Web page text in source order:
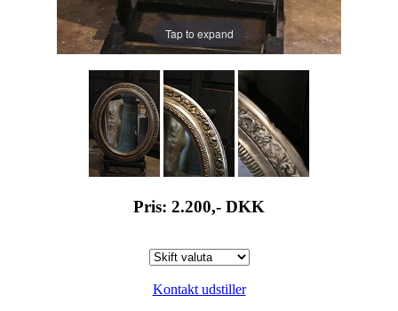
Tap to expand
Pris: 2.200,- DKK
Kontakt udstiller